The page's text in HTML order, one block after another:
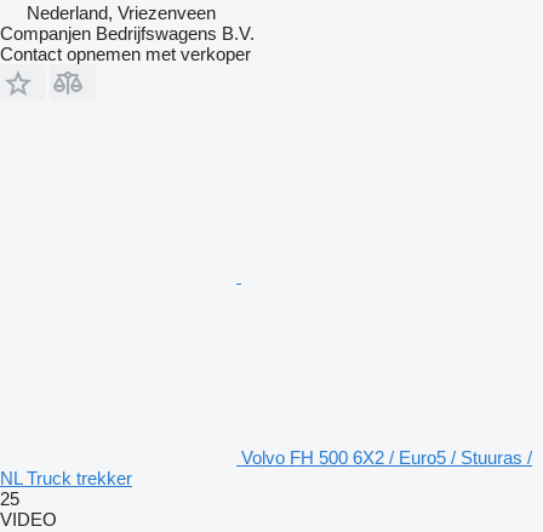
Nederland, Vriezenveen
Companjen Bedrijfswagens B.V.
Contact opnemen met verkoper
Volvo FH 500 6X2 / Euro5 / Stuuras /
NL Truck trekker
25
VIDEO